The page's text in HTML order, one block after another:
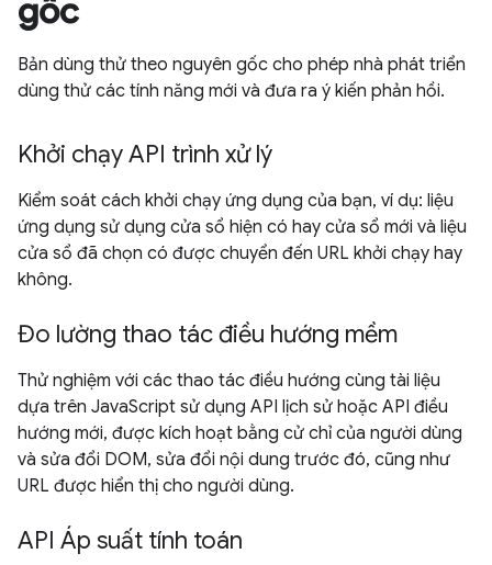
gốc
Bản dùng thử theo nguyên gốc cho phép nhà phát triển
dùng thử các tính năng mới và đưa ra ý kiến phản hồi.
Khởi chạy API trình xử lý
Kiểm soát cách khởi chạy ứng dụng của bạn, ví dụ: liệu
ứng dụng sử dụng cửa sổ hiện có hay cửa sổ mới và liệu
cửa sổ đã chọn có được chuyển đến URL khởi chạy hay
không.
Đo lường thao tác điều hướng mềm
Thử nghiệm với các thao tác điều hướng cùng tài liệu
dựa trên JavaScript sử dụng API lịch sử hoặc API điều
hướng mới, được kích hoạt bằng cử chỉ của người dùng
và sửa đổi DOM, sửa đổi nội dung trước đó, cũng như
URL được hiển thị cho người dùng.
API Áp suất tính toán